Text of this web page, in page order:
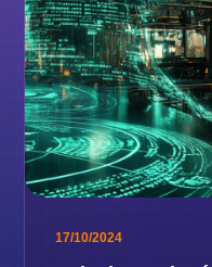
17/10/2024